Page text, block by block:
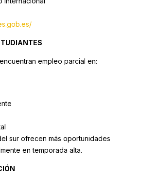
empleo parcial en:
sur ofrecen más oportunidades
en temporada alta.